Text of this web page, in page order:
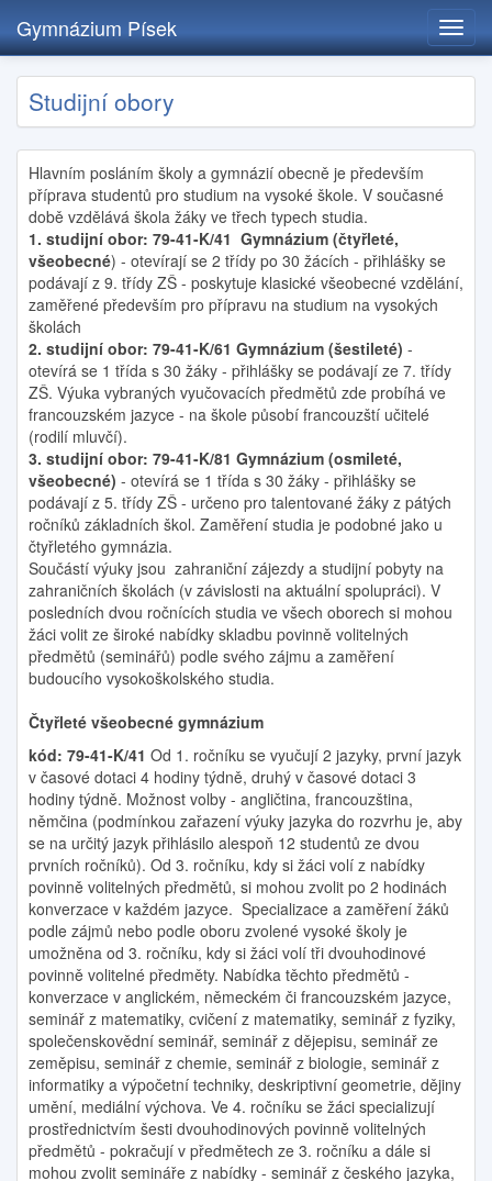
Přejít
hlavnímu
obsahu
Gymnázium Písek
Studijní obory
Hlavním posláním školy a gymnázií obecně je především
příprava studentů pro studium na vysoké škole. V současné
době vzdělává škola žáky ve třech typech studia.
1. studijní obor: 79-41-K/41 Gymnázium (čtyřleté,
všeobecné) - otevírají se 2 třídy po 30 žácích - přihlášky se
podávají z 9. třídy ZŠ - poskytuje klasické všeobecné vzdělání,
zaměřené především pro přípravu na studium na vysokých
školách
2. studijní obor: 79-41-K/61 Gymnázium (šestileté) -
otevírá se 1 třída s 30 žáky - přihlášky se podávají ze 7. třídy
ZŠ. Výuka vybraných vyučovacích předmětů zde probíhá ve
francouzském jazyce - na škole působí francouzští učitelé
(rodilí mluvčí).
3. studijní obor: 79-41-K/81 Gymnázium (osmileté,
všeobecné) - otevírá se 1 třída s 30 žáky - přihlášky se
podávají z 5. třídy ZŠ - určeno pro talentované žáky z pátých
ročníků základních škol. Zaměření studia je podobné jako u
čtyřletého gymnázia.
Součástí výuky jsou zahraniční zájezdy a studijní pobyty na
zahraničních školách (v závislosti na aktuální spolupráci). V
posledních dvou ročnících studia ve všech oborech si mohou
žáci volit ze široké nabídky skladbu povinně volitelných
předmětů (seminářů) podle svého zájmu a zaměření
budoucího vysokoškolského studia.
Čtyřleté všeobecné gymnázium
kód: 79-41-K/41 Od 1. ročníku se vyučují 2 jazyky, první jazyk
v časové dotaci 4 hodiny týdně, druhý v časové dotaci 3
hodiny týdně. Možnost volby - angličtina, francouzština,
němčina (podmínkou zařazení výuky jazyka do rozvrhu je, aby
se na určitý jazyk přihlásilo alespoň 12 studentů ze dvou
prvních ročníků). Od 3. ročníku, kdy si žáci volí z nabídky
povinně volitelných předmětů, si mohou zvolit po 2 hodinách
konverzace v každém jazyce. Specializace a zaměření žáků
podle zájmů nebo podle oboru zvolené vysoké školy je
umožněna od 3. ročníku, kdy si žáci volí tři dvouhodinové
povinně volitelné předměty. Nabídka těchto předmětů -
konverzace v anglickém, německém či francouzském jazyce,
seminář z matematiky, cvičení z matematiky, seminář z fyziky,
společenskovědní seminář, seminář z dějepisu, seminář ze
zeměpisu, seminář z chemie, seminář z biologie, seminář z
informatiky a výpočetní techniky, deskriptivní geometrie, dějiny
umění, mediální výchova. Ve 4. ročníku se žáci specializují
prostřednictvím šesti dvouhodinových povinně volitelných
předmětů - pokračují v předmětech ze 3. ročníku a dále si
mohou zvolit semináře z nabídky - seminář z českého jazyka,